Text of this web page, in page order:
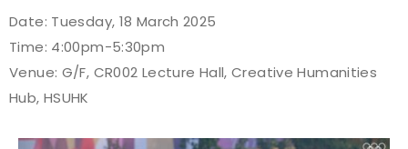
Date: Tuesday, 18 March 2025
Time: 4:00pm-5:30pm
Venue: G/F, CR002 Lecture Hall, Creative Humanities
Hub, HSUHK